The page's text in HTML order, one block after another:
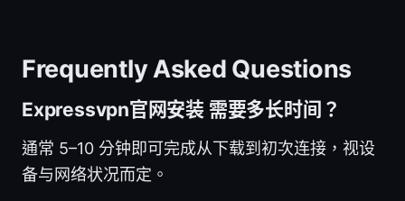
Frequently Asked Questions
Expressvpn官网安装 需要多长时间？
通常 5–10 分钟即可完成从下载到初次连接，视设
备与网络状况而定。